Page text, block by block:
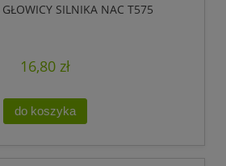
GŁOWICY SILNIKA NAC T575
16,80 zł
do koszyka